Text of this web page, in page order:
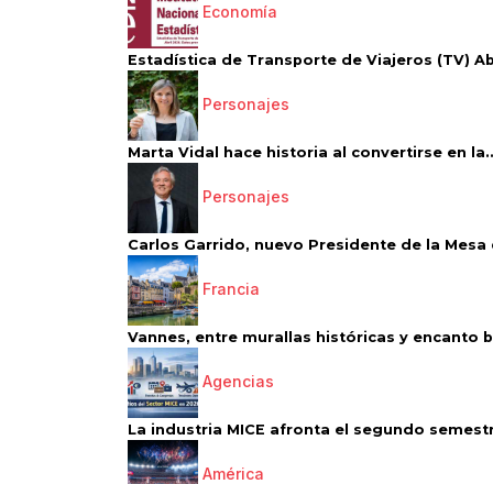
Economía
Estadística de Transporte de Viajeros (TV)
Personajes
Marta Vidal hace historia al convertirse en
Personajes
Carlos Garrido, nuevo Presidente de la Mesa
Francia
Vannes, entre murallas históricas y encanto
Agencias
La industria MICE afronta el segundo
América